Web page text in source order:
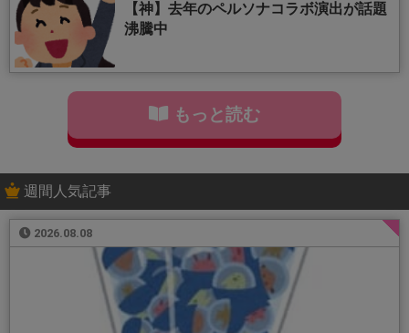
【神】去年のペルソナコラボ演出が話題
沸騰中
もっと読む
週間人気記事
2026.08.08